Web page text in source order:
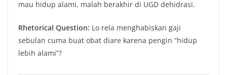
mau hidup alami, malah berakhir di UGD dehidrasi.
Rhetorical Question: Lo rela menghabiskan gaji
sebulan cuma buat obat diare karena pengin “hidup
lebih alami”?